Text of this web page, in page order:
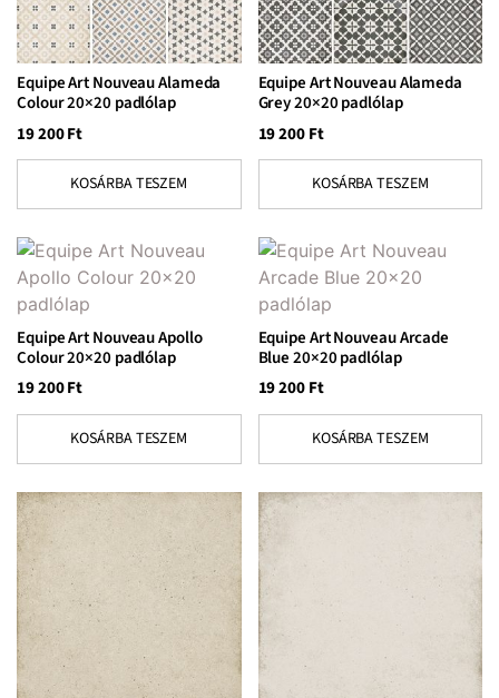
Equipe Art Nouveau Alameda
Colour 20×20 padlólap
19 200Ft
KOSÁRBA TESZEM
Equipe Art Nouveau Alameda
Grey 20×20 padlólap
19 200Ft
KOSÁRBA TESZEM
Equipe Art Nouveau Apollo
Colour 20×20 padlólap
19 200Ft
KOSÁRBA TESZEM
Equipe Art Nouveau Arcade
Blue 20×20 padlólap
19 200Ft
KOSÁRBA TESZEM